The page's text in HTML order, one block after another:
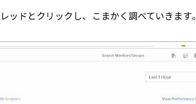
ドとクリックし、こまかく調べていきます。